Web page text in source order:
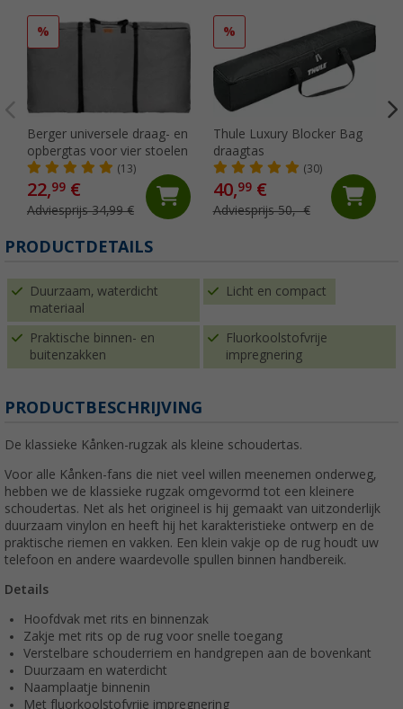
%
Berger universele draag- en
opbergtas voor vier stoelen
(13)
22,99 €
Adviesprijs 34,99 €
%
Thule Luxury Blocker Bag
draagtas
(30)
40,99€
Adviesprijs 50,- €
PRODUCTDETAILS
Duurzaam, waterdicht
materiaal
Licht en compact
Praktische binnen- en
buitenzakken
Fluorkoolstofvrije
impregnering
PRODUCTBESCHRIJVING
De klassieke Kånken-rugzak als kleine schoudertas.
Voor alle Kånken-fans die niet veel willen meenemen onderweg,
hebben we de klassieke rugzak omgevormd tot een kleinere
schoudertas. Net als het origineel is hij gemaakt van uitzonderlijk
duurzaam vinylon en heeft hij het karakteristieke ontwerp en de
praktische riemen en vakken. Een klein vakje op de rug houdt uw
telefoon en andere waardevolle spullen binnen handbereik.
Details
Hoofdvak met rits en binnenzak
Zakje met rits op de rug voor snelle toegang
Verstelbare schouderriem en handgrepen aan de bovenkant
Duurzaam en waterdicht
Naamplaatje binnenin
Met fluorkoolstofvrije impregnering